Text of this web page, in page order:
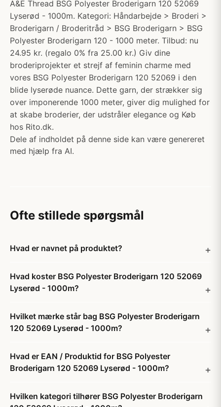
A&E Thread BSG Polyester Broderigarn 120 52069
Lyserød - 1000m. Kategori: Håndarbejde > Broderi >
Broderigarn / Broderitråd > BSG Broderigarn > BSG
Polyester Broderigarn 120 - 1000 meter. Tilbud: nu
24.95 kr. (regalo 0% fra 25.00 kr.) Giv dine
broderiprojekter et strejf af feminin charme med
vores BSG Polyester Broderigarn 120 52069 i den
blide lyserøde nuance. Dette garn, der strækker sig
over imponerende 1000 meter, giver dig mulighed for
at skabe broderier, der udstråler elegance og Køb
hos Rito.dk.
Dele af indholdet på denne side kan være genereret
med hjælp fra AI.
Ofte stillede spørgsmål
Hvad er navnet på produktet?
Hvad koster BSG Polyester Broderigarn 120 52069
Lyserød - 1000m?
Hvilket mærke står bag BSG Polyester Broderigarn
120 52069 Lyserød - 1000m?
Hvad er EAN / Produktid for BSG Polyester
Broderigarn 120 52069 Lyserød - 1000m?
Hvilken kategori tilhører BSG Polyester Broderigarn